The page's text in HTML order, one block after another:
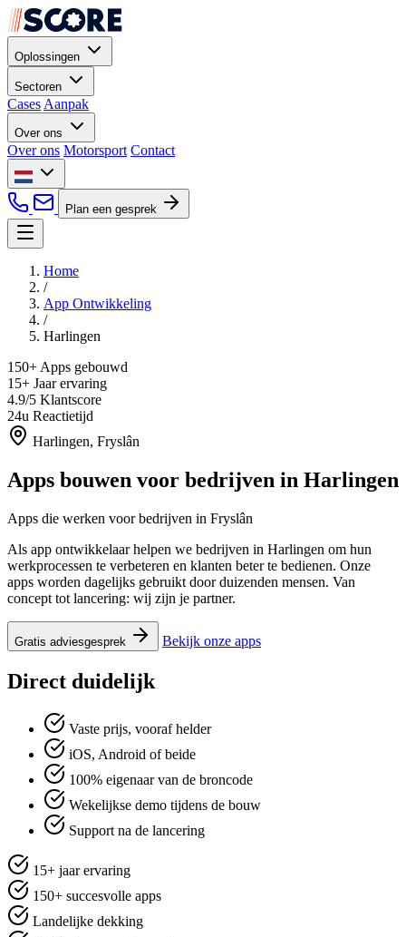
Oplossingen
Sectoren
Cases Aanpak
Over ons
Over ons Motorsport Contact
Plan een gesprek
Home
/
App Ontwikkeling
/
Harlingen
150+ Apps gebouwd
15+ Jaar ervaring
4.9/5 Klantscore
24u Reactietijd
Harlingen, Fryslân
Apps bouwen voor bedrijven in Harlingen
Apps die werken voor bedrijven in Fryslân
Als app ontwikkelaar helpen we bedrijven in Harlingen om hun
werkprocessen te verbeteren en klanten beter te bedienen. Onze
apps worden dagelijks gebruikt door duizenden mensen. Van
concept tot lancering: wij zijn je partner.
Gratis adviesgesprek Bekijk onze apps
Direct duidelijk
Vaste prijs, vooraf helder
iOS, Android of beide
100% eigenaar van de broncode
Wekelijkse demo tijdens de bouw
Support na de lancering
15+ jaar ervaring
150+ succesvolle apps
Landelijke dekking